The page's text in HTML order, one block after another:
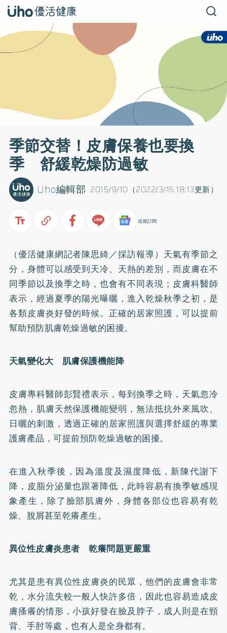
季節交替！皮膚保養也要換
季 舒緩乾燥防過敏
2015/9/10（2022/3/15 18:13更新）
Uho編輯部
追蹤訂閱
（優活健康網記者陳思綺／採訪報導）天氣有季節之
分，身體可以感受到天冷、天熱的差別，而皮膚在不
同季節以及換季之時，也會有不同表現；皮膚科醫師
表示，經過夏季的陽光曝曬，進入乾燥秋季之初，是
各類皮膚炎好發的時候。正確的居家照護，可以提前
幫助預防肌膚乾燥過敏的困擾。
天氣變化大 肌膚保護機能降
皮膚專科醫師彭賢禮表示，每到換季之時，天氣忽冷
忽熱，肌膚天然保護機能變弱，無法抵抗外來風吹、
日曬的刺激，透過正確的居家照護與選擇舒緩的專業
護膚產品，可提前預防乾燥過敏的困擾。
在進入秋季後，因為溫度及濕度降低，新陳代謝下
降，皮脂分泌量也跟著降低，此時容易有換季敏感現
象產生，除了臉部肌膚外，身體各部位也容易有乾
燥、脫屑甚至乾癢產生。
異位性皮膚炎患者 乾癢問題更嚴重
尤其是患有異位性皮膚炎的民眾，他們的皮膚會非常
乾，水分流失較一般人快許多倍，因此也容易造成皮
膚搔癢的情形，小孩好發在臉及脖子，成人則是在頸
背、手肘等處，也有人是全身都有。